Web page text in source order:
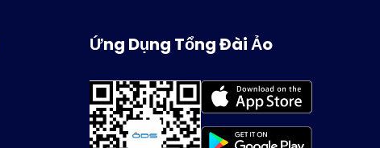
Ứng Dụng Tổng Đài Ảo